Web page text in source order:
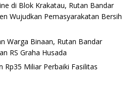
di Blok Krakatau, Rutan Bandar
Wujudkan Pemasyarakatan Bersih
Warga Binaan, Rutan Bandar
RS Graha Husada
Rp35 Miliar Perbaiki Fasilitas